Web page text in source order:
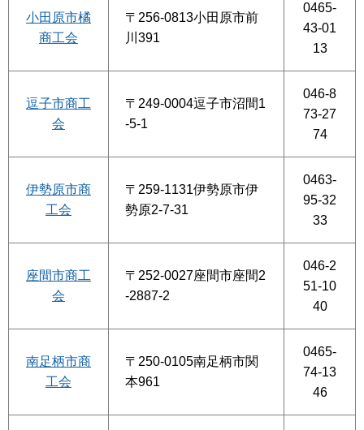
小田原市橘
商工会
〒256-0813小田原市前
川391
0465-
43-01
13
逗子市商工
会
〒249-0004逗子市沼間1
-5-1
046-8
73-27
74
伊勢原市商
工会
〒259-1131伊勢原市伊
勢原2-7-31
0463-
95-32
33
座間市商工
会
〒252-0027座間市座間2
-2887-2
046-2
51-10
40
南足柄市商
工会
〒250-0105南足柄市関
本961
0465-
74-13
46